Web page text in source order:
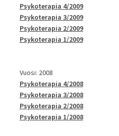
Psykoterapia 4/2009
Psykoterapia 3/2009
Psykoterapia 2/2009
Psykoterapia 1/2009
Vuosi: 2008
Psykoterapia 4/2008
Psykoterapia 3/2008
Psykoterapia 2/2008
Psykoterapia 1/2008